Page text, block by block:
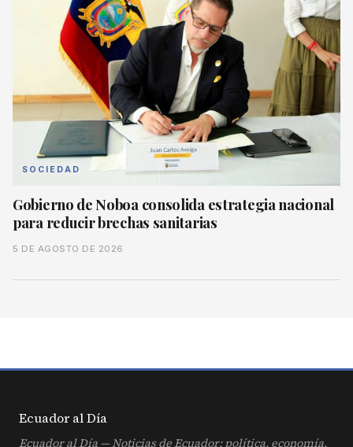
SOCIEDAD
Gobierno de Noboa consolida estrategia nacional
para reducir brechas sanitarias
5 DE AGOSTO DE 2026
Ecuador alDía
Ecuador al Día — Noticias de Ecuador: política, economía,